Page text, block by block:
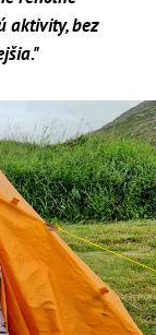
aktivity, bez